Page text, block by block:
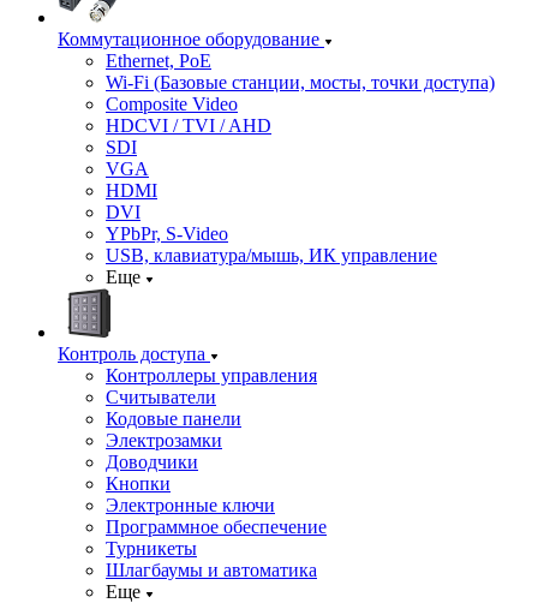
Коммутационное оборудование
Ethernet, PoE
Wi-Fi (Базовые станции, мосты, точки доступа)
Composite Video
HDCVI / TVI / AHD
SDI
VGA
HDMI
DVI
YPbPr, S-Video
USB, клавиатура/мышь, ИК управление
Еще
Контроль доступа
Контроллеры управления
Считыватели
Кодовые панели
Электрозамки
Доводчики
Кнопки
Электронные ключи
Программное обеспечение
Турникеты
Шлагбаумы и автоматика
Еще